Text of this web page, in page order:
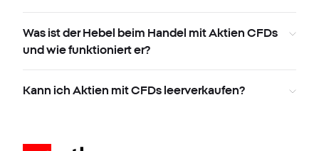
Was ist der Hebel beim Handel mit Aktien CFDs
und wie funktioniert er?
Kann ich Aktien mit CFDs leerverkaufen?